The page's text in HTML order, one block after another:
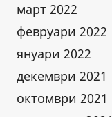
март 2022
февруари 2022
януари 2022
декември 2021
октомври 2021